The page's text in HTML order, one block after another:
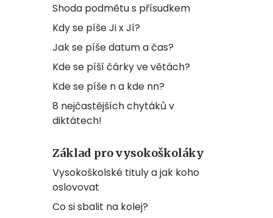
Shoda podmětu s přísudkem
Kdy se píše Ji x Jí?
Jak se píše datum a čas?
Kde se píší čárky ve větách?
Kde se píše n a kde nn?
8 nejčastějších chytáků v
diktátech!
Základ pro vysokoškoláky
Vysokoškolské tituly a jak koho
oslovovat
Co si sbalit na kolej?